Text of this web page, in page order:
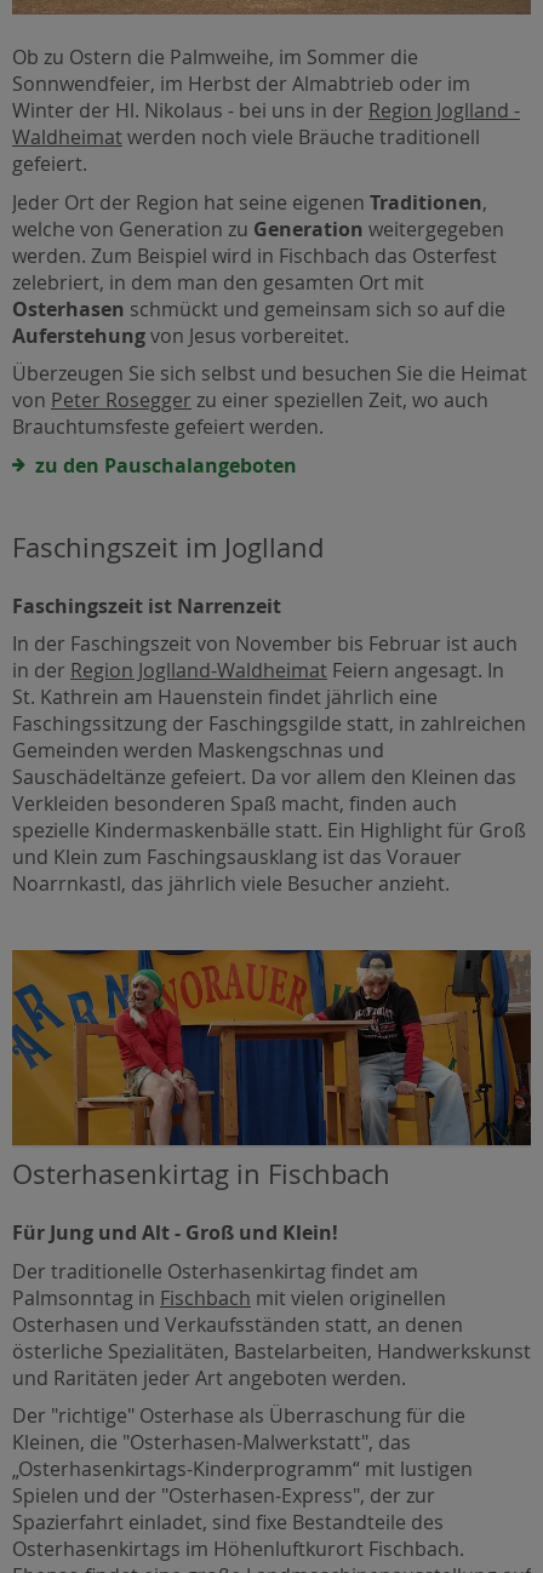
Ob zu Ostern die Palmweihe, im Sommer die
Sonnwendfeier, im Herbst der Almabtrieb oder im
Winter der Hl. Nikolaus - bei uns in der Region Joglland -
Waldheimat werden noch viele Bräuche traditionell
gefeiert.
Jeder Ort der Region hat seine eigenen Traditionen,
welche von Generation zu Generation weitergegeben
werden. Zum Beispiel wird in Fischbach das Osterfest
zelebriert, in dem man den gesamten Ort mit
Osterhasen schmückt und gemeinsam sich so auf die
Auferstehungvon Jesus vorbereitet.
Überzeugen Sie sich selbst und besuchen Sie die Heimat
von Peter Rosegger zu einer speziellen Zeit, wo auch
Brauchtumsfeste gefeiert werden.
zu den Pauschalangeboten
Faschingszeit im Joglland
Faschingszeit ist Narrenzeit
In der Faschingszeit von November bis Februar ist auch
in der Region Joglland-Waldheimat Feiern angesagt. In
St. Kathrein am Hauenstein findet jährlich eine
Faschingssitzung der Faschingsgilde statt, in zahlreichen
Gemeinden werden Maskengschnas und
Sauschädeltänze gefeiert. Da vor allem den Kleinen das
Verkleiden besonderen Spaß macht, finden auch
spezielle Kindermaskenbälle statt. Ein Highlight für Groß
und Klein zum Faschingsausklang ist das Vorauer
Noarrnkastl, das jährlich viele Besucher anzieht.
Osterhasenkirtag in Fischbach
Für Jung und Alt - Groß und Klein!
Der traditionelle Osterhasenkirtag findet am
Palmsonntag in Fischbach mit vielen originellen
Osterhasen und Verkaufsständen statt, an denen
österliche Spezialitäten, Bastelarbeiten, Handwerkskunst
und Raritäten jeder Art angeboten werden.
Der "richtige" Osterhase als Überraschung für die
Kleinen, die "Osterhasen-Malwerkstatt", das
„Osterhasenkirtags-Kinderprogramm“ mit lustigen
Spielen und der "Osterhasen-Express", der zur
Spazierfahrt einladet, sind fixe Bestandteile des
Osterhasenkirtags im Höhenluftkurort Fischbach.